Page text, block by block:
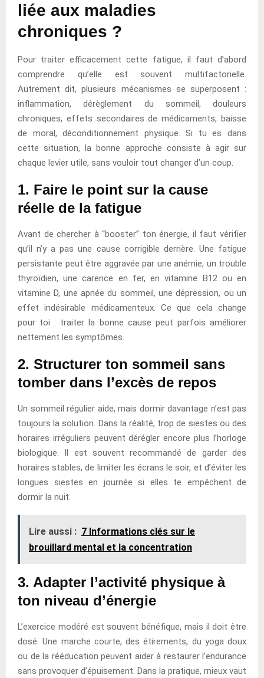
liée aux maladies
chroniques ?
Pour traiter efficacement cette fatigue, il faut d’abord
comprendre qu’elle est souvent multifactorielle.
Autrement dit, plusieurs mécanismes se superposent :
inflammation, dérèglement du sommeil, douleurs
chroniques, effets secondaires de médicaments, baisse
de moral, déconditionnement physique. Si tu es dans
cette situation, la bonne approche consiste à agir sur
chaque levier utile, sans vouloir tout changer d’un coup.
1. Faire le point sur la cause
réelle de la fatigue
Avant de chercher à “booster” ton énergie, il faut vérifier
qu’il n’y a pas une cause corrigible derrière. Une fatigue
persistante peut être aggravée par une anémie, un trouble
thyroïdien, une carence en fer, en vitamine B12 ou en
vitamine D, une apnée du sommeil, une dépression, ou un
effet indésirable médicamenteux. Ce que cela change
pour toi : traiter la bonne cause peut parfois améliorer
nettement les symptômes.
2. Structurer ton sommeil sans
tomber dans l’excès de repos
Un sommeil régulier aide, mais dormir davantage n’est pas
toujours la solution. Dans la réalité, trop de siestes ou des
horaires irréguliers peuvent dérégler encore plus l’horloge
biologique. Il est souvent recommandé de garder des
horaires stables, de limiter les écrans le soir, et d’éviter les
longues siestes en journée si elles te empêchent de
dormir la nuit.
Lire aussi : 7 Informations clés sur le
brouillard mental et la concentration
3. Adapter l’activité physique à
ton niveau d’énergie
L’exercice modéré est souvent bénéfique, mais il doit être
dosé. Une marche courte, des étirements, du yoga doux
ou de la rééducation peuvent aider à restaurer l’endurance
sans provoquer d’épuisement. Dans la pratique, mieux vaut